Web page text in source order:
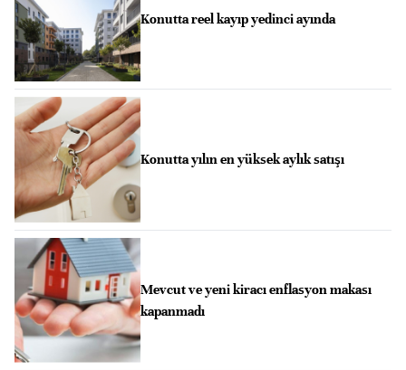
Konutta reel kayıp yedinci ayında
Konutta yılın en yüksek aylık satışı
Mevcut ve yeni kiracı enflasyon makası
kapanmadı